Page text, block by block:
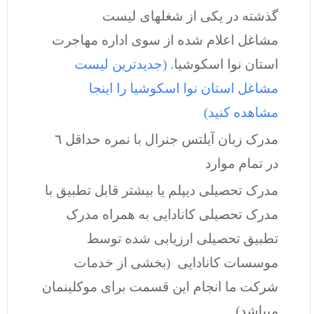
گذشته در یکی از شغلهای لیست
مشاغل اعلام شده از سوی اداره مهاجرت
استان نوا اسکوشیا. (جدیدترین لیست
مشاغل استان نوا اسکوشیا را اینجا
مشاهده کنید)
مدرک زبان آیلتس جنرال با نمره حداقل ٦
در تمام موارد
مدرک تحصیلی دیپلم یا بیشتر قابل تطبیق با
مدرک تحصیلی کانادایی به همراه مدرک
تطبیق تحصیلی ارزیابی شده توسط
موسسات کانادایی (بخشی از خدمات
شرکت ما انجام این قسمت برای موکلینمان
میباشد)